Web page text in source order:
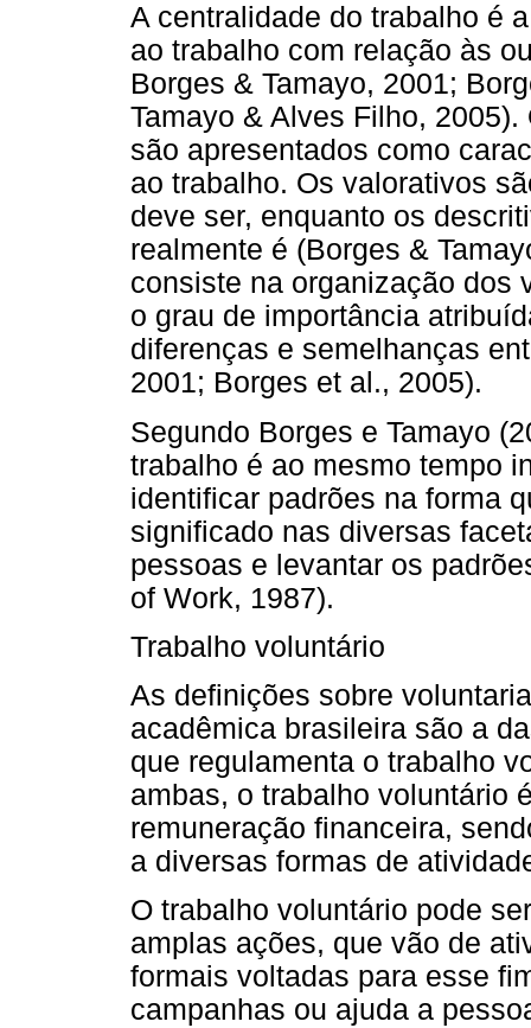
A centralidade do trabalho é
ao trabalho com relação às
Borges & Tamayo, 2001;
Tamayo & Alves Filho,
são apresentados como
ao trabalho. Os valorativos
deve ser, enquanto os
realmente é (Borges &
consiste na organização dos
o grau de importância
diferenças e semelhanças
2001; Borges et al., 2005).
Segundo Borges e Tamayo
trabalho é ao mesmo tempo
identificar padrões na forma
significado nas diversas
pessoas e levantar os
of Work, 1987).
Trabalho voluntário
As definições sobre
acadêmica brasileira são a
que regulamenta o trabalho
ambas, o trabalho voluntário
remuneração financeira,
a diversas formas de
O trabalho voluntário pode
amplas ações, que vão de
formais voltadas para esse
campanhas ou ajuda a